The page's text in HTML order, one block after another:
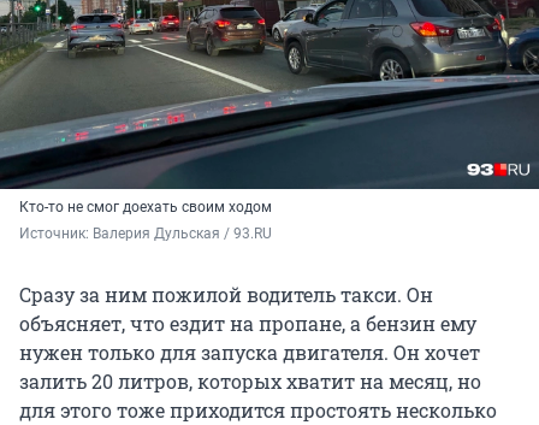
Кто-то не смог доехать своим ходом
Источник: Валерия Дульская / 93.RU
Сразу за ним пожилой водитель такси. Он
объясняет, что ездит на пропане, а бензин ему
нужен только для запуска двигателя. Он хочет
залить 20 литров, которых хватит на месяц, но
для этого тоже приходится простоять несколько